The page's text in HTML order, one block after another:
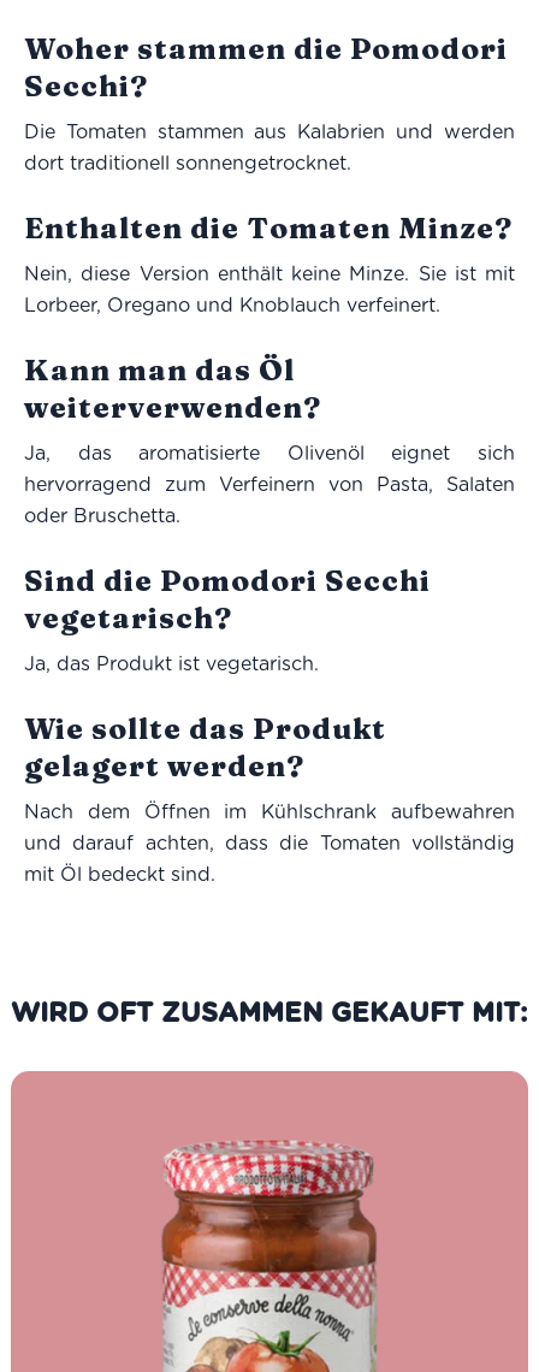
Woher stammen die Pomodori
Secchi?
Die Tomaten stammen aus Kalabrien und werden
dort traditionell sonnengetrocknet.
Enthalten die Tomaten Minze?
Nein, diese Version enthält keine Minze. Sie ist mit
Lorbeer, Oregano und Knoblauch verfeinert.
Kann man das Öl
weiterverwenden?
Ja, das aromatisierte Olivenöl eignet sich
hervorragend zum Verfeinern von Pasta, Salaten
oder Bruschetta.
Sind die Pomodori Secchi
vegetarisch?
Ja, das Produkt ist vegetarisch.
Wie sollte das Produkt
gelagert werden?
Nach dem Öffnen im Kühlschrank aufbewahren
und darauf achten, dass die Tomaten vollständig
mit Öl bedeckt sind.
WIRD OFT ZUSAMMEN GEKAUFT MIT: